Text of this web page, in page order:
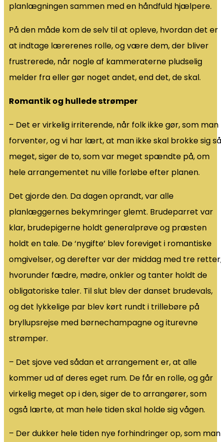
planlægningen sammen med en håndfuld hjælpere.
På den måde kom de selv til at opleve, hvordan det er
at indtage lærerenes rolle, og være dem, der bliver
frustrerede, når nogle af kammeraterne pludselig
melder fra eller gør noget andet, end det, de skal.
Romantik og hullede strømper
– Det er virkelig irriterende, når folk ikke gør, som man
forventer, og vi har lært, at man ikke skal brokke sig så
meget, siger de to, som var meget spændte på, om
hele arrangementet nu ville forløbe efter planen.
Det gjorde den. Da dagen oprandt, var alle
planlæggernes bekymringer glemt. Brudeparret var
klar, brudepigerne holdt generalprøve og præsten
holdt en tale. De ‘nygifte’ blev foreviget i romantiske
omgivelser, og derefter var der middag med tre
hvorunder fædre, mødre, onkler og tanter holdt de
obligatoriske taler. Til slut blev der danset brudevals,
og det lykkelige par blev kørt rundt i trillebøre på
bryllupsrejse med børnechampagne og iturevne
strømper.
– Det sjove ved sådan et arrangement er, at alle
kommer ud af deres eget rum. De får en rolle, og går
virkelig meget op i den, siger de to arrangører, som
også lærte, at man hele tiden skal holde sig vågen.
– Der dukker hele tiden nye forhindringer op, som man